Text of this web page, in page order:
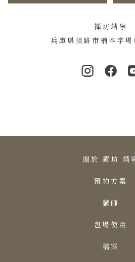
禅坊靖寧
兵庫県淡路市楠本字
關於 禪坊 靖
預約方案
講師
包場使用
檔案